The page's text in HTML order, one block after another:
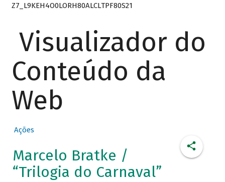
Z7_L9KEH4O0LORH80ALCLTPF80S21
Visualizador do
Conteúdo da
Web
Ações
Marcelo Bratke /
“Trilogia do Carnaval”